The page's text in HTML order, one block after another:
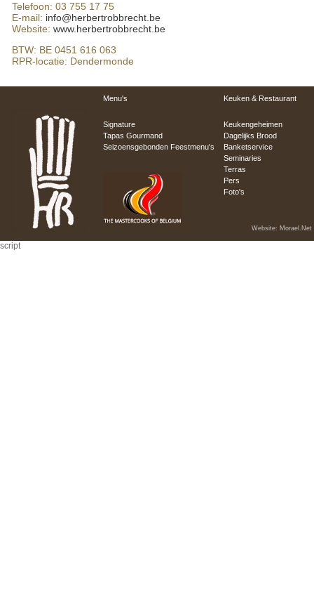
Telefoon: 03 755 17 75
E-mail: info@herbertrobbrecht.be
Website: www.herbertrobbrecht.be
BTW: BE 0451 616 063
RPR-locatie: Dendermonde
script